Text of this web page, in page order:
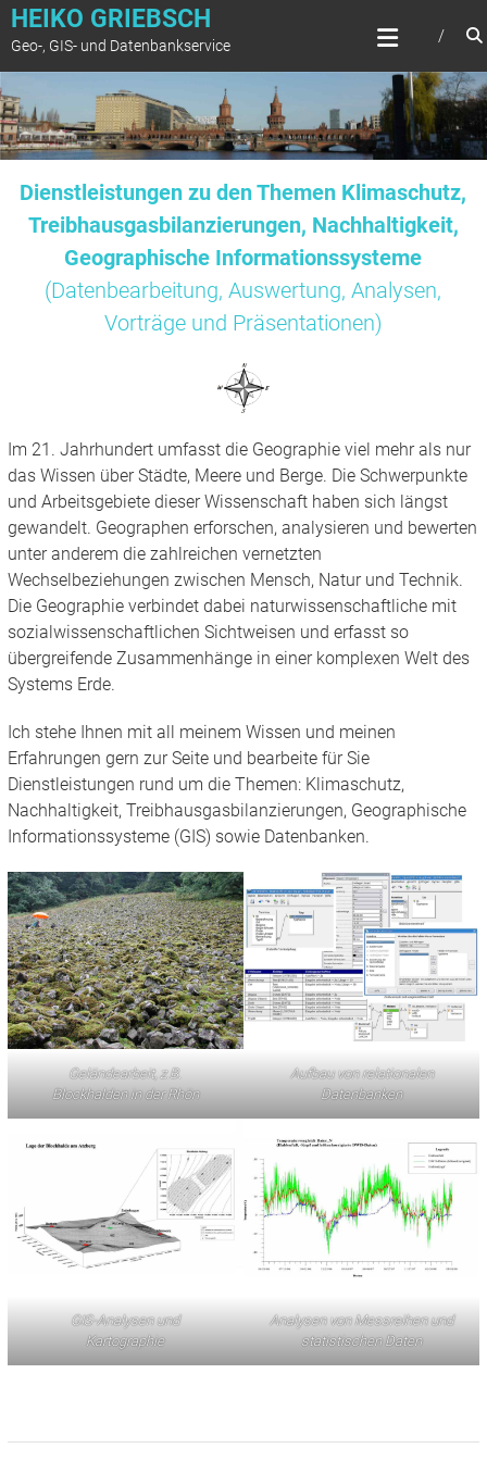
Zum
springen
HEIKO GRIEBSCH
Geo-, GIS- und Datenbankservice
Dienstleistungen zu den Themen Klimaschutz,
Treibhausgasbilanzierungen, Nachhaltigkeit,
Geographische Informationssysteme
(Datenbearbeitung, Auswertung, Analysen,
Vorträge und Präsentationen)
Im 21. Jahrhundert umfasst die Geographie viel mehr als nur
das Wissen über Städte, Meere und Berge. Die Schwerpunkte
und Arbeitsgebiete dieser Wissenschaft haben sich längst
gewandelt. Geographen erforschen, analysieren und bewerten
unter anderem die zahlreichen vernetzten
Wechselbeziehungen zwischen Mensch, Natur und Technik.
Die Geographie verbindet dabei naturwissenschaftliche mit
sozialwissenschaftlichen Sichtweisen und erfasst so
übergreifende Zusammenhänge in einer komplexen Welt des
Systems Erde.
Ich stehe Ihnen mit all meinem Wissen und meinen
Erfahrungen gern zur Seite und bearbeite für Sie
Dienstleistungen rund um die Themen: Klimaschutz,
Nachhaltigkeit, Treibhausgasbilanzierungen, Geographische
Informationssysteme (GIS) sowie Datenbanken.
Geländearbeit, z.B.
Blockhalden in der Rhön
Aufbau von relationalen
Datenbanken
GIS-Analysen und
Kartographie
Analysen von Messreihen und
statistischen Daten